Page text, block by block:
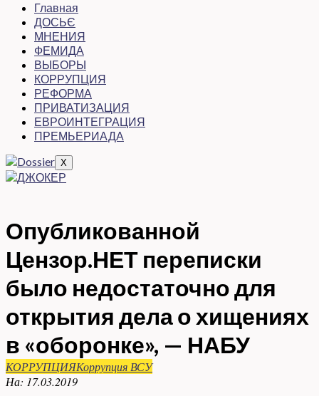
Главная
ДОСЬЄ
МНЕНИЯ
ФЕМИДА
ВЫБОРЫ
КОРРУПЦИЯ
РЕФОРМА
ПРИВАТИЗАЦИЯ
ЕВРОИНТЕГРАЦИЯ
ПРЕМЬЕРИАДА
X
Опубликованной
Цензор.НЕТ переписки
было недостаточно для
открытия дела о хищениях
в «оборонке», — НАБУ
КОРРУПЦИЯКоррупция ВСУ
На: 17.03.2019